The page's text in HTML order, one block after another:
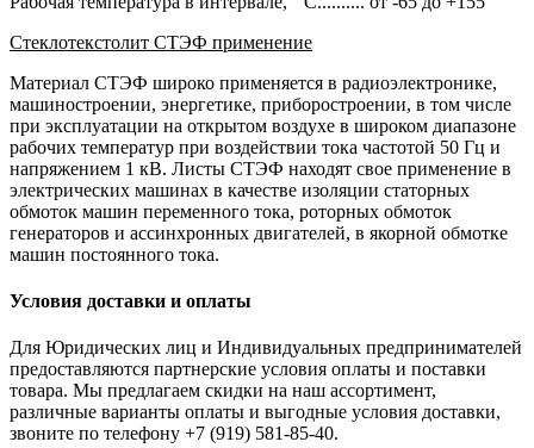
Стеклотекстолит СТЭФ применение
Материал СТЭФ широко применяется в радиоэлектронике,
машиностроении, энергетике, приборостроении, в том числе
при эксплуатации на открытом воздухе в широком диапазоне
рабочих температур при воздействии тока частотой 50 Гц и
напряжением 1 кВ. Листы СТЭФ находят свое применение в
электрических машинах в качестве изоляции статорных
обмоток машин переменного тока, роторных обмоток
генераторов и ассинхронных двигателей, в якорной обмотке
машин постоянного тока.
Условия доставки и оплаты
Для Юридических лиц и Индивидуальных предпринимателей
предоставляются партнерские условия оплаты и поставки
товара. Мы предлагаем скидки на наш ассортимент,
различные варианты оплаты и выгодные условия доставки,
звоните по телефону +7 (919) 581-85-40.